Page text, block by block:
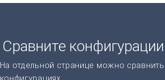
Сравните
На отдельной странице можно
конфигурациях.